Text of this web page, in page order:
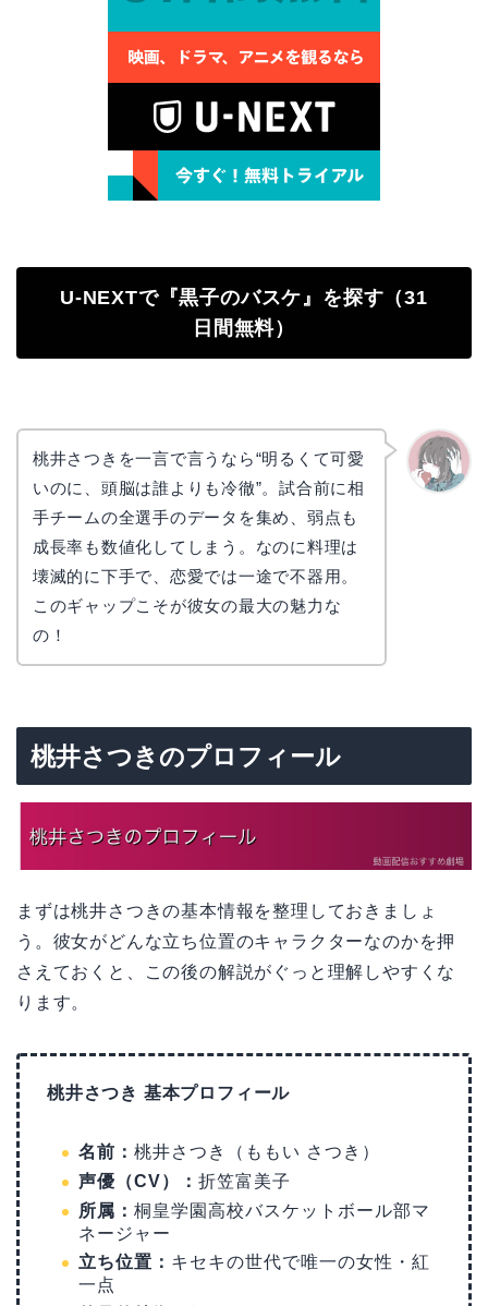
U-NEXTで『黒子のバスケ』を探す（31
日間無料）
桃井さつきを一言で言うなら“明るくて可愛
いのに、頭脳は誰よりも冷徹”。試合前に相
手チームの全選手のデータを集め、弱点も
成長率も数値化してしまう。なのに料理は
壊滅的に下手で、恋愛では一途で不器用。
このギャップこそが彼女の最大の魅力な
の！
桃井さつきのプロフィール
まずは桃井さつきの基本情報を整理しておきましょ
う。彼女がどんな立ち位置のキャラクターなのかを押
さえておくと、この後の解説がぐっと理解しやすくな
ります。
桃井さつき 基本プロフィール
名前： 桃井さつき（ももい さつき）
声優（CV）： 折笠富美子
所属： 桐皇学園高校バスケットボール部マ
ネージャー
立ち位置： キセキの世代で唯一の女性・紅
一点